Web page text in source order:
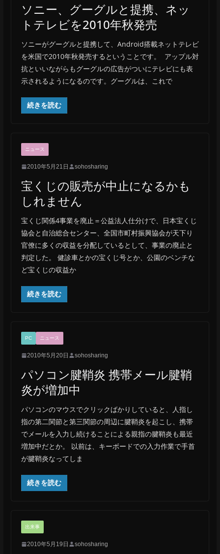
ソニー、グーグルと提携、ネッ
トテレビを2010年秋発売
ソニーがグーグルと提携して、Android搭載ネットテレビ
を米国で2010年秋発売するということです。 アップル対
抗といいながらもグーグルの広告がついにテレビにも表
示されるようになるのです。グーグルは、これで
続きを読む
ニュース
2010年5月21日 sohosharing
宝くじの販売が中止になるかも
しれません
宝くじ関係4事業を廃止＝公益法人仕分けで、日本宝くじ
協会と自治総合センター、全国市町村振興協会が天下り
官僚に多くの収益を分配しているとして、事業の廃止と
判定した。 健診車とかの宝くじ号とか、公園のベンチな
ど宝くじの収益か
続きを読む
PC ニュース
2010年5月20日 sohosharing
パソコン腱鞘炎 携帯メール腱鞘
炎が増加中
パソコンのマウスでクリックばかりしていると、人指し
指の第二関節と第三関節の周辺に腱鞘炎を起こし、携帯
でメールを入力し続けることによる親指の腱鞘炎も最近
増加中だとか。 以前は、キーボードでの入力作業で手首
が腱鞘炎なってしま
続きを読む
出来事
2010年5月19日 sohosharing